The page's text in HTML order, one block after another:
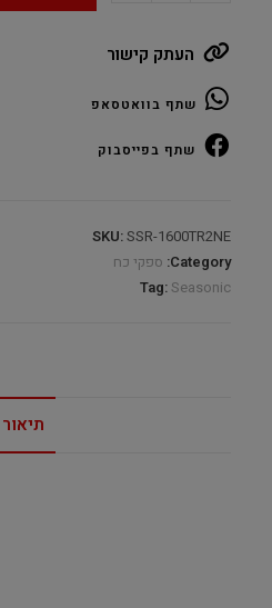
1600
ATX
3.1
Noctua
80Plus
Titanium
quantity
העתק קישור
שתף בוואטסאפ
שתף בפייסבוק
SKU:SSR-1600TR2NE
Category: ספקי כח
Tag: Seasonic
תיאור